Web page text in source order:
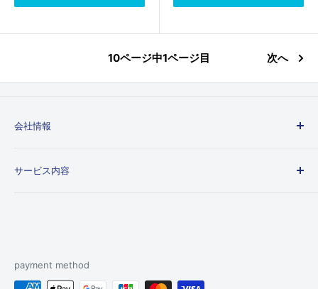
10ページ中1ページ目 次へ
会社情報
個人情報取り扱いについて
サービス内容
よくあるご質問
お問い合わせ
payment method